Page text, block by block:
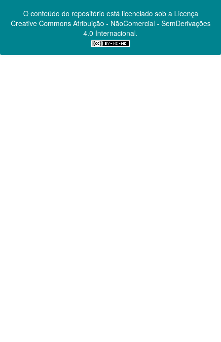
O conteúdo do repositório está licenciado sob a Licença
Creative CommonsAtribuição - NãoComercial - SemDerivações
4.0 Internacional.